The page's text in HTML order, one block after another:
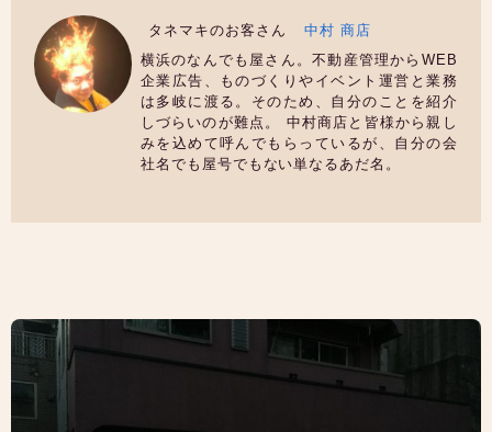
タネマキのお客さん
中村 商店
横浜のなんでも屋さん。不動産管理からWEB
企業広告、ものづくりやイベント運営と業務
は多岐に渡る。そのため、自分のことを紹介
しづらいのが難点。 中村商店と皆様から親し
みを込めて呼んでもらっているが、自分の会
社名でも屋号でもない単なるあだ名。